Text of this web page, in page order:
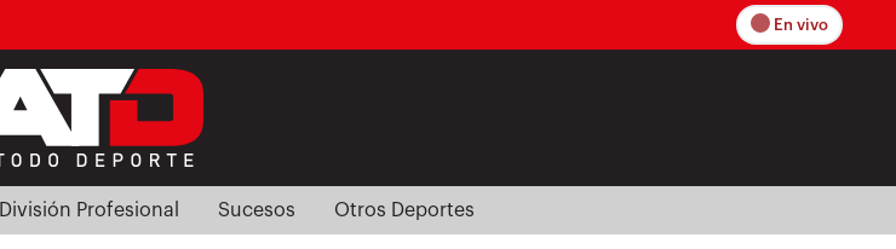
En vivo
División Profesional Sucesos Otros Deportes